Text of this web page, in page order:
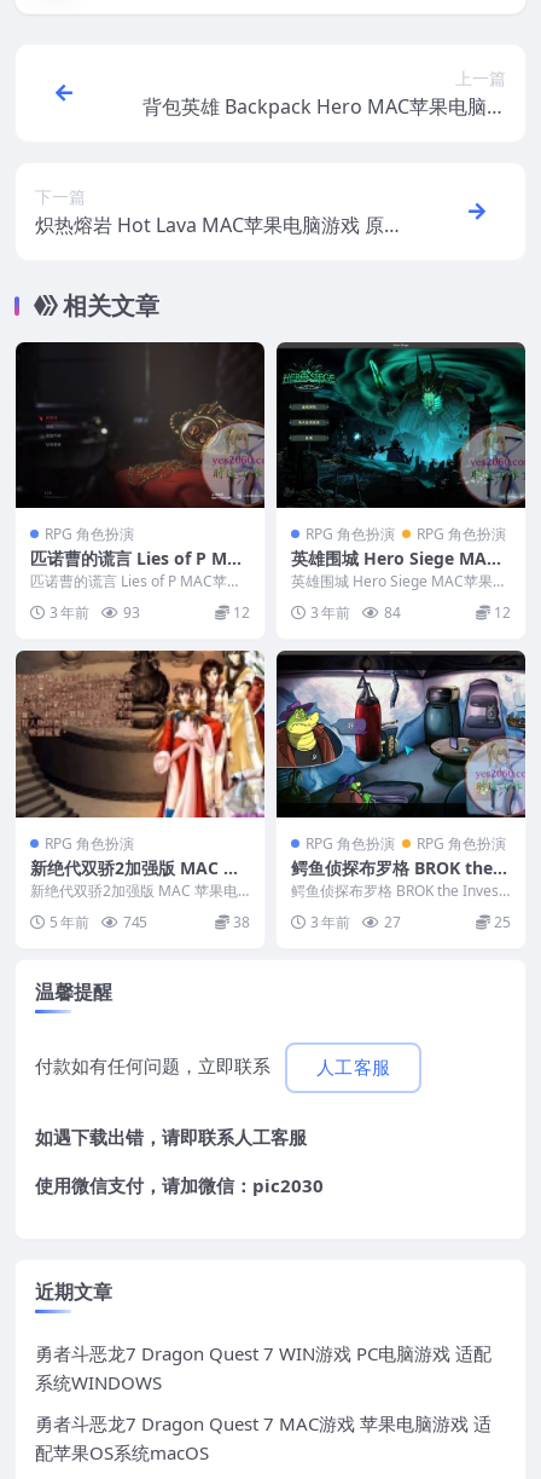
上一篇
背包英雄 Backpack Hero MAC苹果电脑游
下一篇
炽热熔岩 Hot Lava MAC苹果电脑游戏 原生
相关文章
RPG 角色扮演
匹诺曹的谎言 Lies of P MAC
苹果电脑游戏 原生中文版 支
持12 13 14
匹诺曹的谎言 Lies of P MAC苹果
电脑游戏 原生中文版 支持12 13...
3 年前 93 12
RPG 角色扮演 RPG 角色扮演
英雄围城 Hero Siege MAC
苹果电脑游戏 原生中文版 支
持12 13 14
英雄围城 Hero Siege MAC苹果电
脑游戏 原生中文版 支持12 13 ...
3 年前 84 12
RPG 角色扮演
新绝代双骄2加强版 MAC 苹
果电脑游戏 繁体中文版 支援
10.15 11
新绝代双骄2加强版 MAC 苹果电
脑游戏 繁体中文版 支援10.15 11
游戏...5 年前 745 38
RPG 角色扮演 RPG 角色扮演
鳄鱼侦探布罗格 BROK the I
nvestiGator 苹果 MAC电脑
游戏 原生中文版
鳄鱼侦探布罗格 BROK the Investi
3 年前 27 25
温馨提醒
付款如有任何问题，立即联系 人工客服
如遇下载出错，请即联系人工客服
使用微信支付，请加微信：pic2030
近期文章
勇者斗恶龙7 Dragon Quest 7 WIN游戏 PC电脑游戏 适配
系统WINDOWS
勇者斗恶龙7 Dragon Quest 7 MAC游戏 苹果电脑游戏 适
配苹果OS系统macOS